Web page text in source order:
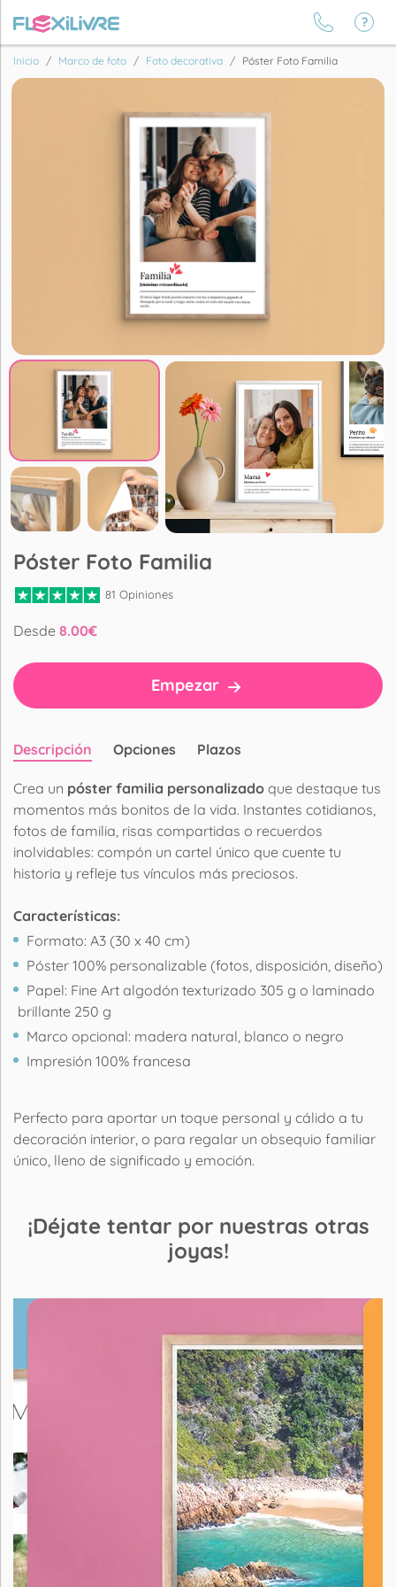
Inicio Marco de foto Foto decorativa Póster Foto Familia
Póster Foto Familia
81 Opiniones
Desde 8.00€
Empezar
Descripción Opciones Plazos
Crea un póster familia personalizado que destaque tus
momentos más bonitos de la vida. Instantes cotidianos,
fotos de familia, risas compartidas o recuerdos
inolvidables: compón un cartel único que cuente tu
historia y refleje tus vínculos más preciosos.
Características:
Formato: A3 (30 x 40 cm)
Póster 100% personalizable (fotos, disposición, diseño)
Papel: Fine Art algodón texturizado 305 g o laminado
brillante 250 g
Marco opcional: madera natural, blanco o negro
Impresión 100% francesa
Perfecto para aportar un toque personal y cálido a tu
decoración interior, o para regalar un obsequio familiar
único, lleno de significado y emoción.
¡Déjate tentar por nuestras otras
joyas!